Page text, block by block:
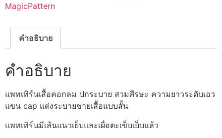
MagicPattern
คำอธิบาย
คำอธิบาย
แพทเทิร์นเสื้อคอกลม ปกระบาย สวมศีรษะ ความยาวระดับเอว
แขน cap แต่งระบายชายเสื้อแบบสั้น
แพทเทิร์นมีเส้นแนวเย็บและเผื่อตะเข็บเย็บแล้ว